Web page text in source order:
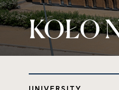
KOŁO